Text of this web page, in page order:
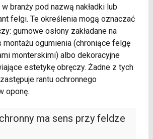
branży pod nazwą nakładki lub
felgi. Te określenia mogą oznaczać
gumowe osłony zakładane na
ogumienia (chroniące felgę
monterskimi) albo dekoracyjne
estetykę obręczy. Żadne z tych
rantu ochronnego
oponę.
ma sens przy feldze